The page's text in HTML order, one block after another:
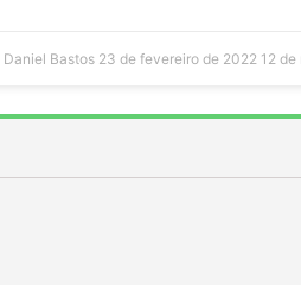
Daniel Bastos 23 de fevereiro de 2022 12